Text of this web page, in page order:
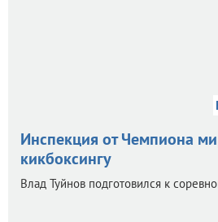
Инспекция от Чемпиона
кикбоксингу
Влад Туйнов подготовился к